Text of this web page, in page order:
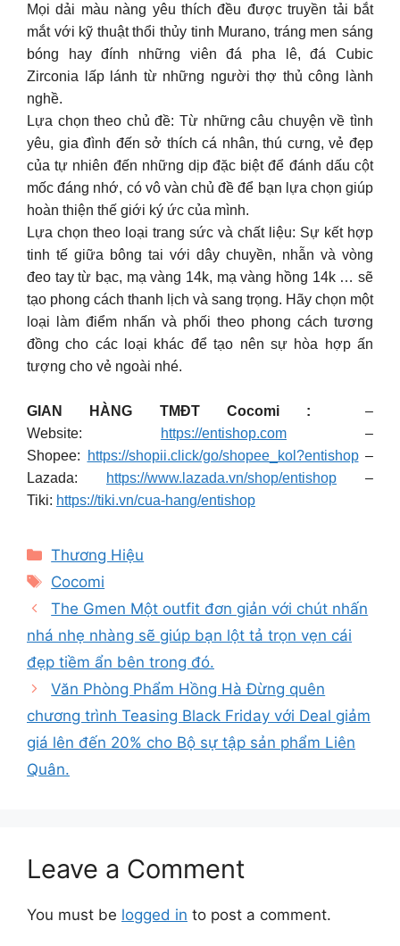
Mọi dải màu nàng yêu thích đều được truyền tải bắt
mắt với kỹ thuật thổi thủy tinh Murano, tráng men sáng
bóng hay đính những viên đá pha lê, đá Cubic
Zirconia lấp lánh từ những người thợ thủ công lành
nghề.
Lựa chọn theo chủ đề: Từ những câu chuyện về tình
yêu, gia đình đến sở thích cá nhân, thú cưng, vẻ đẹp
của tự nhiên đến những dịp đặc biệt để đánh dấu cột
mốc đáng nhớ, có vô vàn chủ đề để bạn lựa chọn giúp
hoàn thiện thế giới ký ức của mình.
Lựa chọn theo loại trang sức và chất liệu: Sự kết hợp
tinh tế giữa bông tai với dây chuyền, nhẫn và vòng
đeo tay từ bạc, mạ vàng 14k, mạ vàng hồng 14k … sẽ
tạo phong cách thanh lịch và sang trọng. Hãy chọn một
loại làm điểm nhấn và phối theo phong cách tương
đồng cho các loại khác để tạo nên sự hòa hợp ấn
tượng cho vẻ ngoài nhé.
GIAN HÀNG TMĐT Cocomi :
–
Website:
https://entishop.com –
Shopee:
https://shopii.click/go/shopee_kol?entishop–
Lazada:
https://www.lazada.vn/shop/entishop –
Tiki: https://tiki.vn/cua-hang/entishop
Categories
Thương Hiệu
Tags
Cocomi
The Gmen Một outfit đơn giản với chút nhấn
nhá nhẹ nhàng sẽ giúp bạn lột tả trọn vẹn cái
đẹp tiềm ẩn bên trong đó.
Văn Phòng Phẩm Hồng Hà Đừng quên
chương trình Teasing Black Friday với Deal giảm
giá lên đến 20% cho Bộ sự tập sản phẩm Liên
Quân.
Leave a Comment
You must be logged in to post a comment.